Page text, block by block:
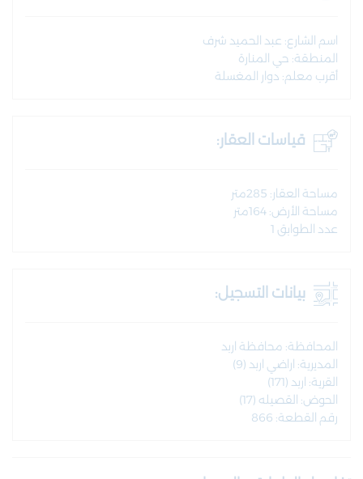
اسم الشارع: عبد الحميد شرف
المنطقة: حي المنارة
أقرب معلم: دوار المغسلة
قياسات العقار:
مساحة العقار: 285متر
مساحة الأرض: 164متر
عدد الطوابق 1
بيانات التسجيل:
المحافظة: محافظة اربد
المديرية: اراضي اربد (9)
القرية: اربد (171)
الحوض: القصيله (17)
رقم القطعة: 866